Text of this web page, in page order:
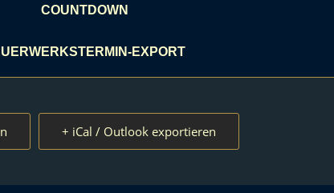
COUNTDOWN
EXPORT
+ iCal / Outlook exportieren